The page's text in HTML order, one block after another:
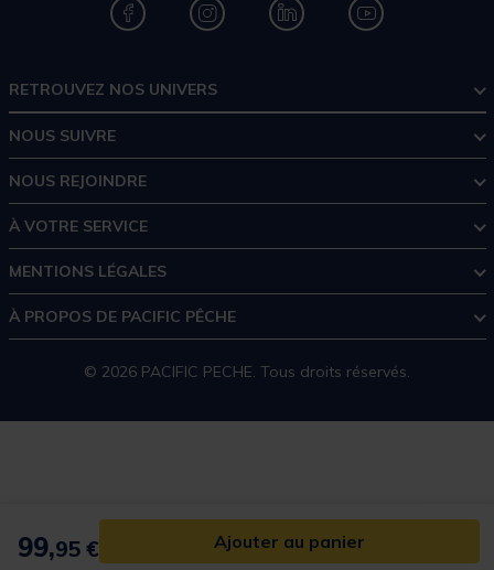
99,95 € Ajouter au panier
RETROUVEZ NOS UNIVERS
NOUS SUIVRE
NOUS REJOINDRE
À VOTRE SERVICE
MENTIONS LÉGALES
À PROPOS DE PACIFIC PÊCHE
© 2026 PACIFIC PECHE. Tous droits réservés.